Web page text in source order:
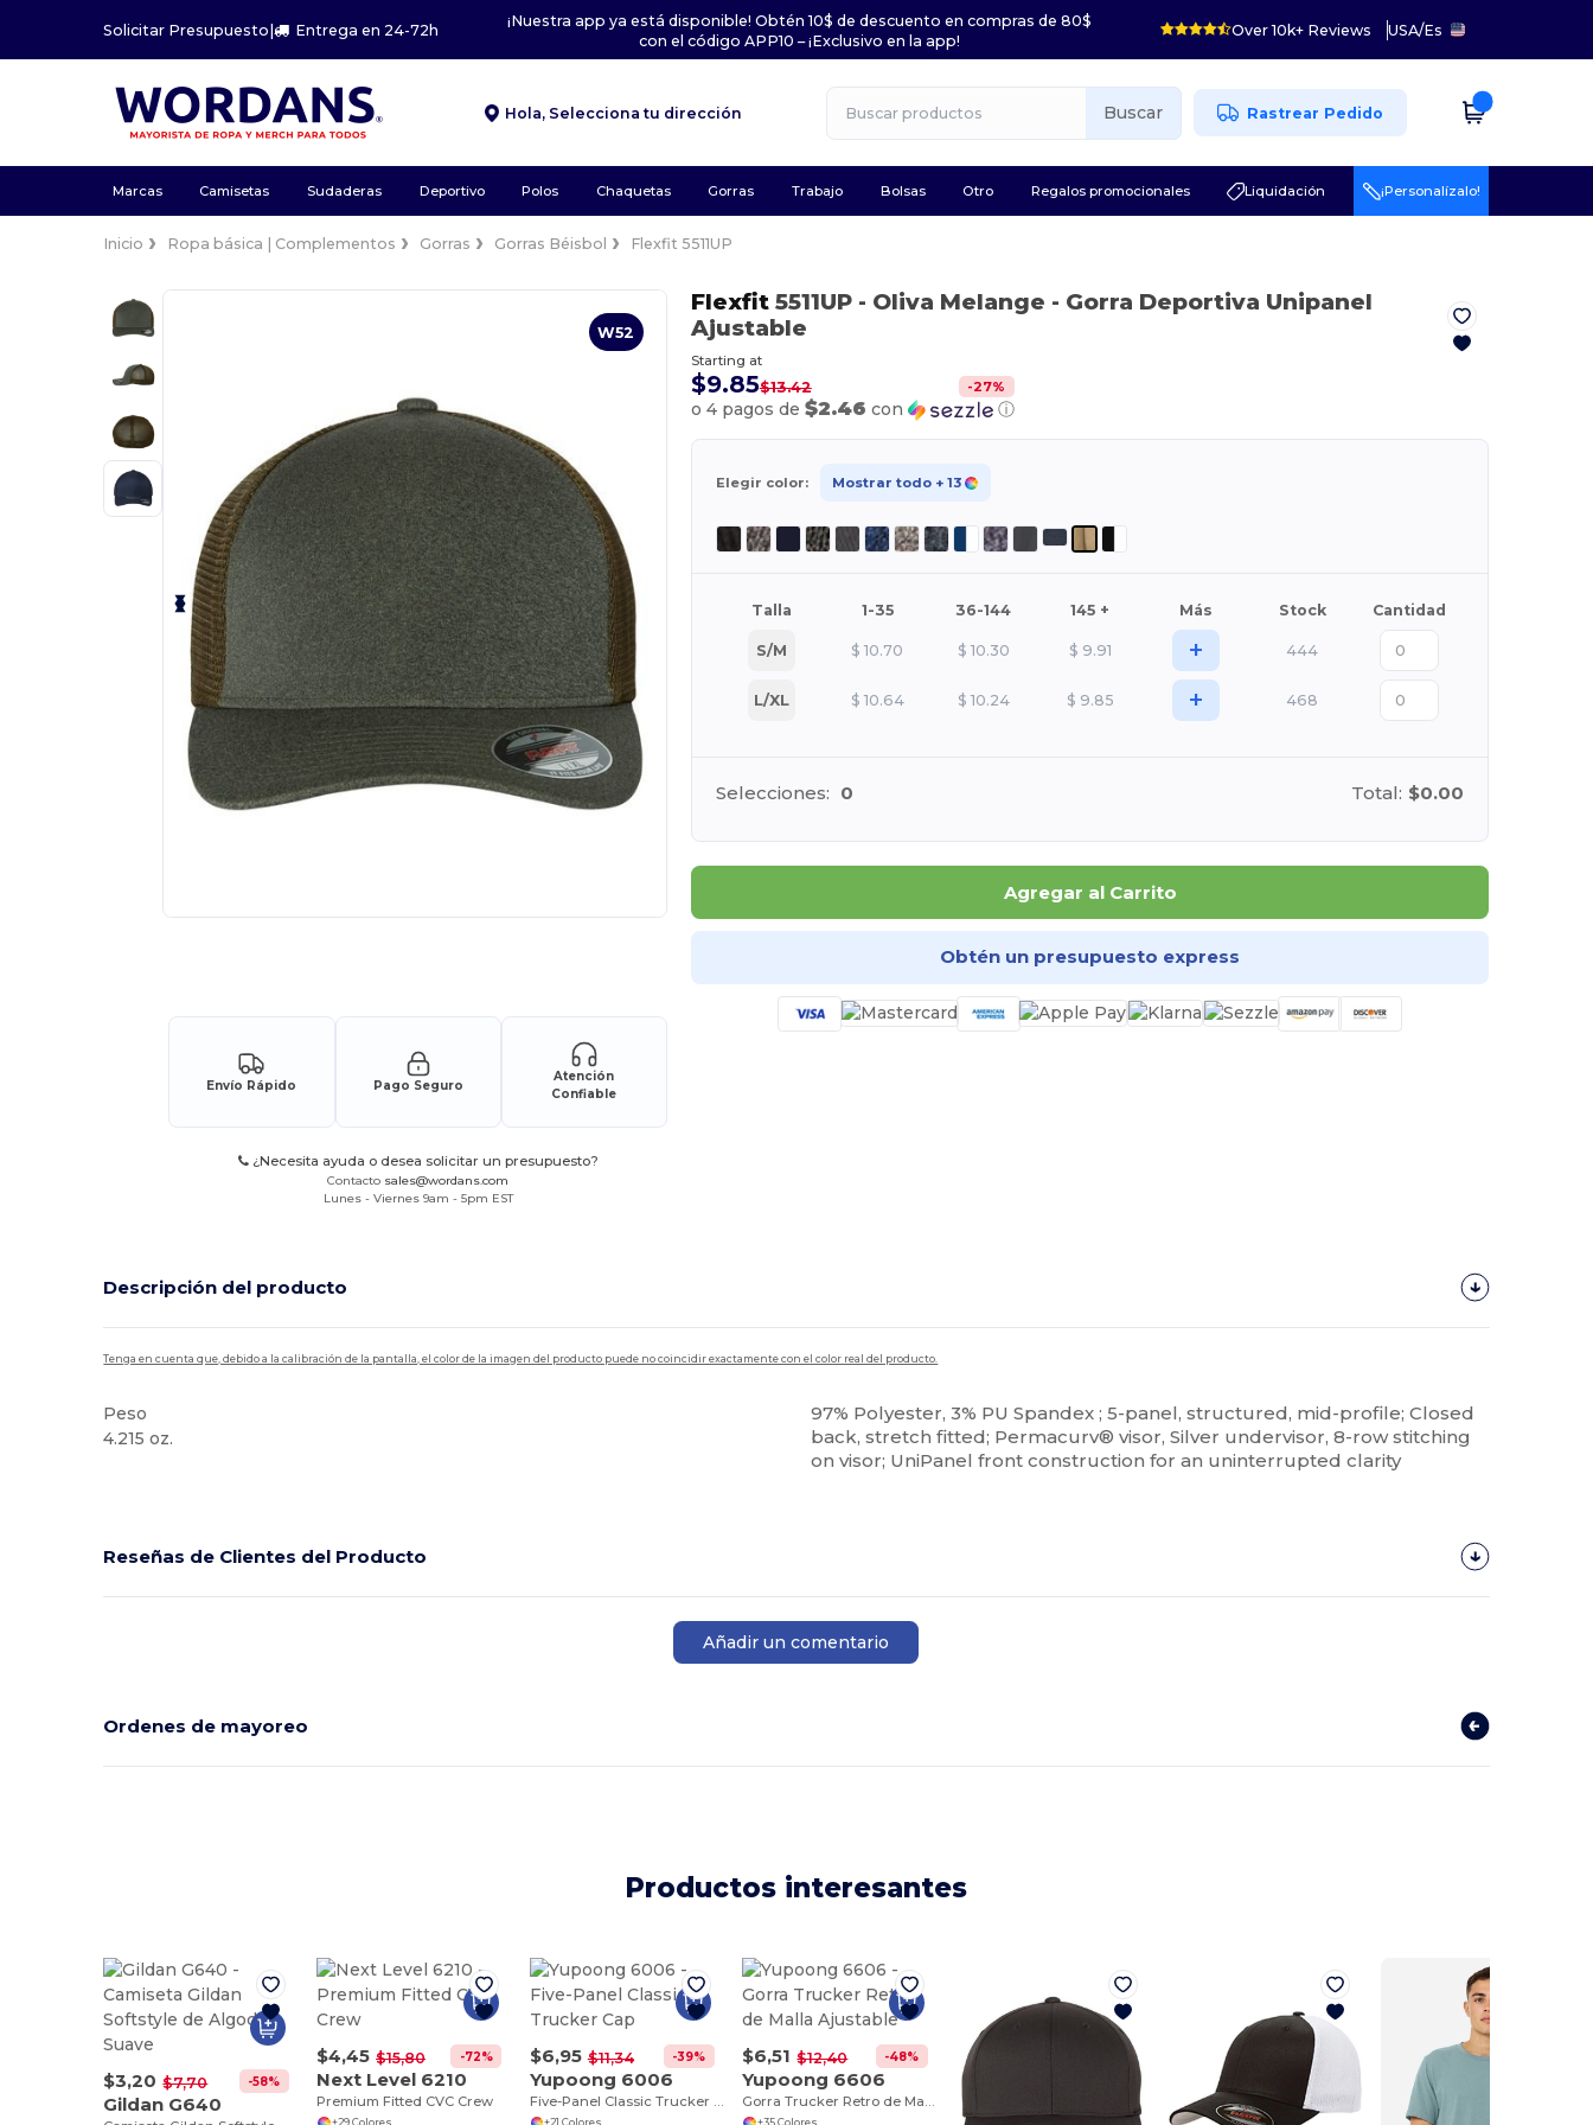
Solicitar Presupuesto| Entrega en 24-72h
¡Nuestra app ya está disponible! Obtén 10$ de descuento en compras de 80$
con el código APP10 – ¡Exclusivo en la app!
Over 10k+ Reviews USA/Es
Hola, Selecciona tu dirección Buscar Rastrear Pedido
Marcas Camisetas Sudaderas Deportivo Polos Chaquetas Gorras Trabajo Bolsas Otro Regalos promocionales Liquidación ¡Personalízalo!
Inicio Ropa básica | Complementos Gorras Gorras Béisbol Flexfit 5511UP
W52
Envío Rápido Pago Seguro
Atención
Confiable
¿Necesita ayuda o desea solicitar un presupuesto?
Contacto sales@wordans.com
Lunes - Viernes 9am - 5pm EST
Flexfit5511UP - Oliva Melange - Gorra Deportiva Unipanel
Ajustable
Starting at
$9.85$13.42 -27%
o 4 pagos de $2.46 con ⓘ
Elegir color: Mostrar todo + 13
Talla 1-35 36-144 145 + Más Stock Cantidad
S/M $ 10.70 $ 10.30 $ 9.91 + 444
L/XL $ 10.64 $ 10.24 $ 9.85 + 468
Selecciones: 0 Total: $0.00
Agregar al Carrito
Obtén un presupuesto express
Descripción del producto
Tenga en cuenta que, debido a la calibración de la pantalla, el color de la imagen del producto puede no coincidir exactamente con el color real del producto.
Peso
4.215 oz.
97% Polyester, 3% PU Spandex ; 5-panel, structured, mid-profile; Closed
back, stretch fitted; Permacurv® visor, Silver undervisor, 8-row stitching
on visor; UniPanel front construction for an uninterrupted clarity
Reseñas de Clientes del Producto
Añadir un comentario
Ordenes de mayoreo
Productos interesantes
$3,20 $7,70 -58%
Gildan G640
$4,45 $15,80 -72%
Next Level 6210
Premium Fitted CVC Crew
+29 Colores
$6,95 $11,34 -39%
Yupoong 6006
Five-Panel Classic Trucker Cap
+21 Colores
$6,51 $12,40 -48%
Yupoong 6606
Gorra Trucker Retro de Malla Ajustable
+35 Colores